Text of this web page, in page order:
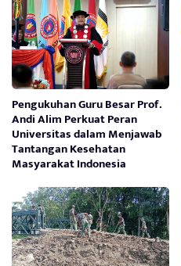
Pengukuhan Guru Besar Prof.
Andi Alim Perkuat Peran
Universitas dalam Menjawab
Tantangan Kesehatan
Masyarakat Indonesia